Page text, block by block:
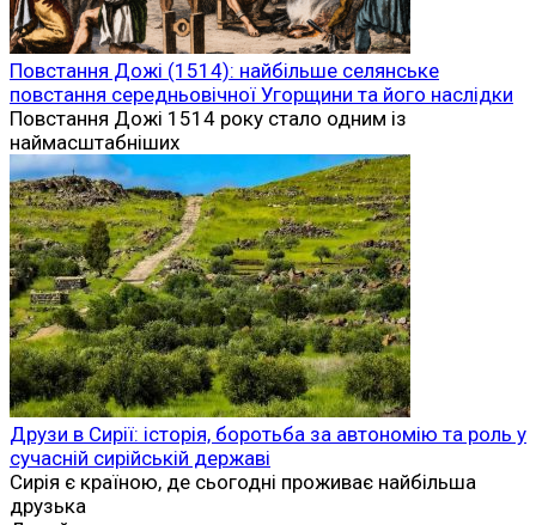
Повстання Дожі (1514): найбільше селянське
повстання середньовічної Угорщини та його наслідки
Повстання Дожі 1514 року стало одним із
наймасштабніших
Друзи в Сирії: історія, боротьба за автономію та роль у
сучасній сирійській державі
Сирія є країною, де сьогодні проживає найбільша
друзька